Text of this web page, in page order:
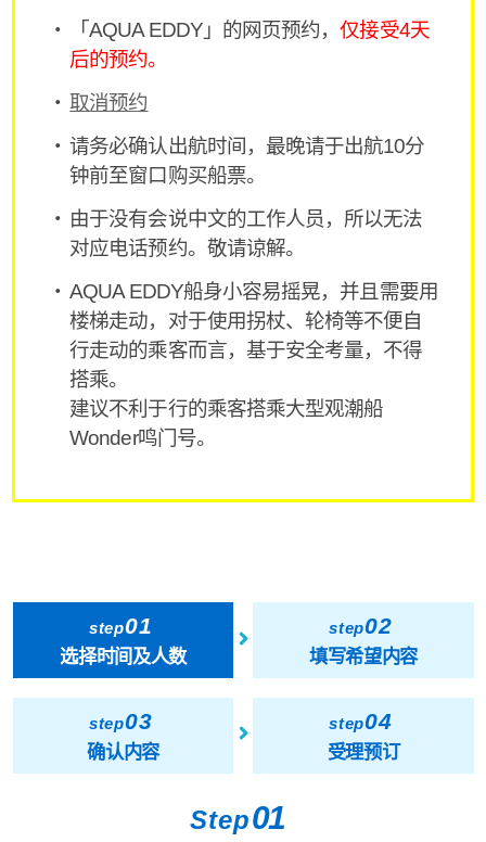
「AQUA EDDY」的网页预约，仅接受4天
后的预约。
取消预约
请务必确认出航时间，最晚请于出航10分
钟前至窗口购买船票。
由于没有会说中文的工作人员，所以无法
对应电话预约。敬请谅解。
AQUA EDDY船身小容易摇晃，并且需要用
楼梯走动，对于使用拐杖、轮椅等不便自
行走动的乘客而言，基于安全考量，不得
搭乘。
建议不利于行的乘客搭乘大型观潮船
Wonder鸣门号。
step01
选择时间及人数
step02
填写希望内容
step03
确认内容
step04
受理预订
Step01